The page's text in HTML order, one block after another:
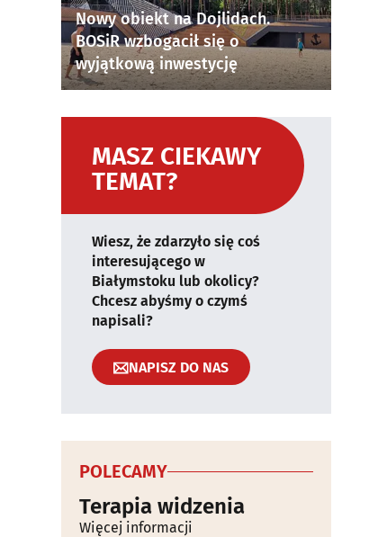
Nowy obiekt na Dojlidach.
BOSiR wzbogacił się o
wyjątkową inwestycję
MASZ CIEKAWY
TEMAT?
Wiesz, że zdarzyło się coś
interesującego w
Białymstoku lub okolicy?
Chcesz abyśmy o czymś
napisali?
NAPISZ DO NAS
POLECAMY
Terapia widzenia
Więcej informacji